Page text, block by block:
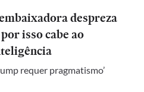
despreza
isso cabe ao
requer pragmatismo’